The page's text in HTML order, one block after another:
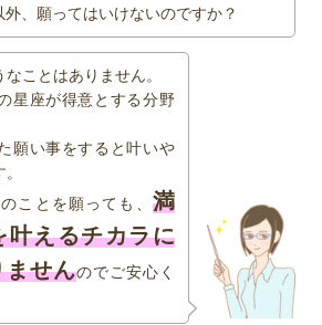
外、願ってはいけないのですか？
ことはありません。
星座が得意とする分野
願い事をすると叶いや
ことを願っても、 満
叶えるチカラに
ませんのでご安心く